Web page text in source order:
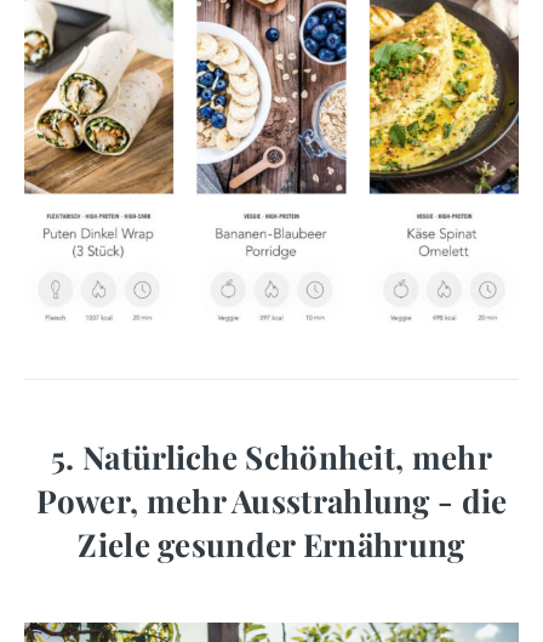
5. Natürliche Schönheit, mehr
Power, mehr Ausstrahlung - die
Ziele gesunder Ernährung